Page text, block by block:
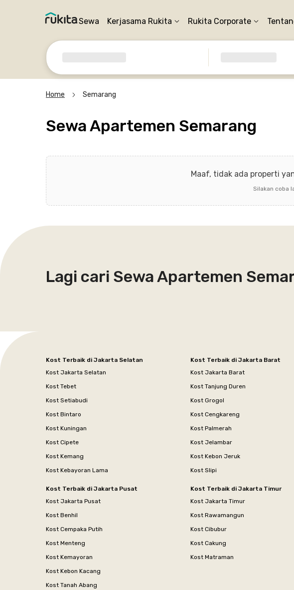
Sewa Kerjasama Rukita Rukita Corporate
Home Semarang
Sewa Apartemen Semarang
Maaf, tidak ada properti
Silakan coba
Lagi cari Sewa Apartemen
Kost Terbaik di Jakarta Selatan
Kost Jakarta Selatan
Kost Tebet
Kost Setiabudi
Kost Bintaro
Kost Kuningan
Kost Cipete
Kost Kemang
Kost Kebayoran Lama
Kost Terbaik di Jakarta Pusat
Kost Jakarta Pusat
Kost Benhil
Kost Cempaka Putih
Kost Menteng
Kost Kemayoran
Kost Kebon Kacang
Kost Tanah Abang
Kost Terbaik di Jakarta Barat
Kost Jakarta Barat
Kost Tanjung Duren
Kost Grogol
Kost Cengkareng
Kost Palmerah
Kost Jelambar
Kost Kebon Jeruk
Kost Slipi
Kost Terbaik di Jakarta Timur
Kost Jakarta Timur
Kost Rawamangun
Kost Cibubur
Kost Cakung
Kost Matraman